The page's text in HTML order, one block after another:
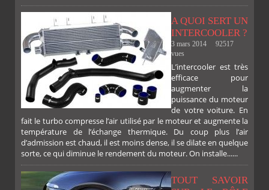
A QUOI SERT UN
INTERCOOLER ?
3 mars 2014
92517
vues
L’intercooler est très
efficace pour
augmenter la
puissance du moteur
de votre voiture. En
fait le turbo compresse l’air utilisé par le moteur et augmente la
température de l’échange thermique. Du coup plus l’air
d’admission est chaud, il est moins dense, il se dilate en quelque
sorte, ce qui diminue le rendement du moteur. On installe......
TOUT SAVOIR